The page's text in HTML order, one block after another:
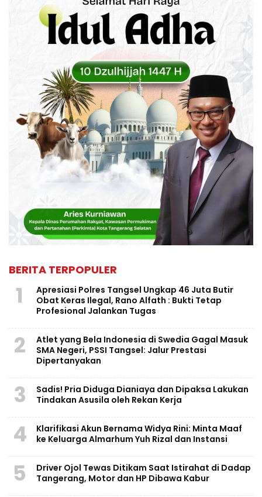
BERITA TERPOPULER
1
Apresiasi Polres Tangsel Ungkap 46 Juta Butir
Obat Keras Ilegal, Rano Alfath : Bukti Tetap
Profesional Jalankan Tugas
2
Atlet yang Bela Indonesia di Swedia Gagal Masuk
SMA Negeri, PSSI Tangsel: Jalur Prestasi
Dipertanyakan
3
Sadis! Pria Diduga Dianiaya dan Dipaksa Lakukan
Tindakan Asusila oleh Rekan Kerja
4
Klarifikasi Akun Bernama Widya Rini: Minta Maaf
ke Keluarga Almarhum Yuh Rizal dan Instansi
5
Driver Ojol Tewas Ditikam Saat Istirahat di Dadap
Tangerang, Motor dan HP Dibawa Kabur